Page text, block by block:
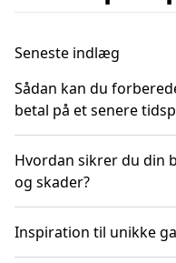
Seneste indlæg
Sådan kan du
betal på et senere
Hvordan sikrer du din
og skader?
Inspiration til unikke